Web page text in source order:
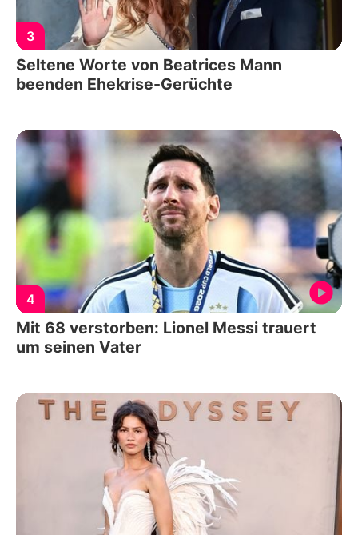
3
Seltene Worte von Beatrices Mann
beenden Ehekrise-Gerüchte
4
Mit 68 verstorben: Lionel Messi trauert
um seinen Vater